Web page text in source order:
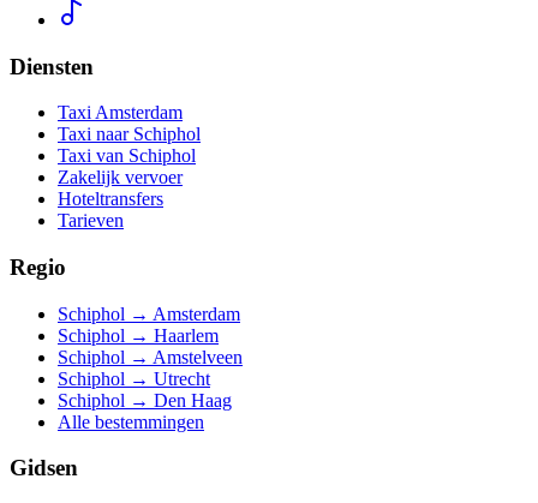
Diensten
Taxi Amsterdam
Taxi naar Schiphol
Taxi van Schiphol
Zakelijk vervoer
Hoteltransfers
Tarieven
Regio
Schiphol → Amsterdam
Schiphol → Haarlem
Schiphol → Amstelveen
Schiphol → Utrecht
Schiphol → Den Haag
Alle bestemmingen
Gidsen